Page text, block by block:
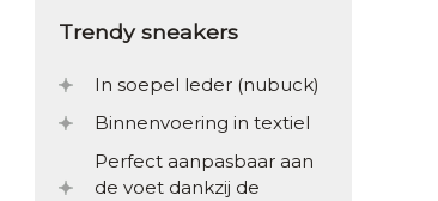
Trendy sneakers
In soepel leder (nubuck)
Binnenvoering in textiel
Perfect aanpasbaar aan
de voet dankzij de